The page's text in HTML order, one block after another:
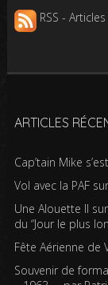
RSS - Articles
ARTICLES
Cap’tain Mike
Vol avec la PAF
Une Alouette II
du “Jour le plus
Fête Aérienne de
Souvenir de